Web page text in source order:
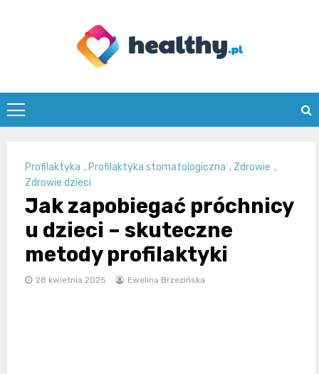
healthy.pl
Profilaktyka ,Profilaktyka stomatologiczna , Zdrowie ,
Zdrowie dzieci
Jak zapobiegać próchnicy
u dzieci – skuteczne
metody profilaktyki
28 kwietnia 2025 Ewelina Brzezińska